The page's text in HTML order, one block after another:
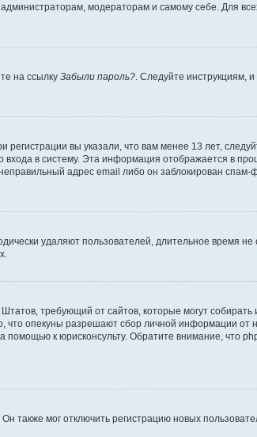
модераторам и самому себе. Для
на ссылку Забыли пароль?. Следуйте инструкциям,
вы указали, что вам менее 13 лет,
в систему. Эта информация отображается в
адрес email либо он заблокирован
удаляют пользователей, длительное время
требующий от сайтов, которые могут
что опекуны разрешают сбор личной информации
к юрисконсульту. Обратите внимание, что
также мог отключить регистрацию новых